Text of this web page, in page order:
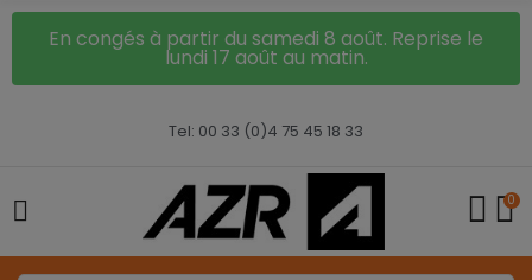
En congés à partir du samedi 8 août. Reprise le
lundi 17 août au matin.
Tel: 00 33 (0)4 75 45 18 33
0